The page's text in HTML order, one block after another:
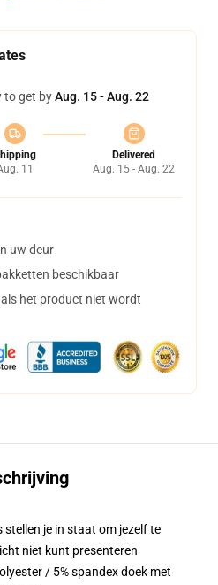
to get byAug. 15 - Aug. 22
11
Delivered
Aug. 15 - Aug. 22
uw deur
beschikbaar
het product niet wordt
je in staat om jezelf te
niet kunt presenteren
/ 5% spandex doek met